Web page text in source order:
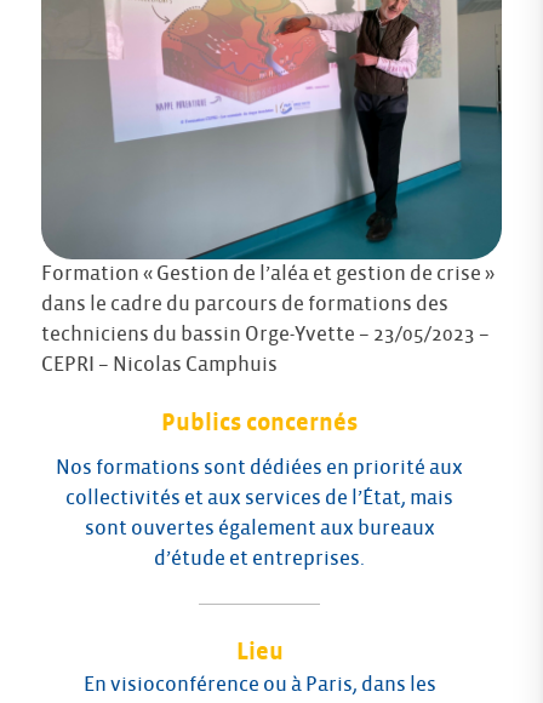
Formation « Gestion de l’aléa et gestion de crise »
dans le cadre du parcours de formations des
techniciens du bassin Orge-Yvette – 23/05/2023 –
CEPRI – Nicolas Camphuis
Publics concernés
Nos formations sont dédiées en priorité aux
collectivités et aux services de l’État, mais
sont ouvertes également aux bureaux
d’étude et entreprises.
Lieu
En visioconférence ou à Paris, dans les